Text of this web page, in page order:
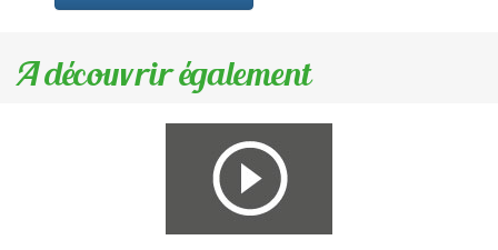
A découvrir également